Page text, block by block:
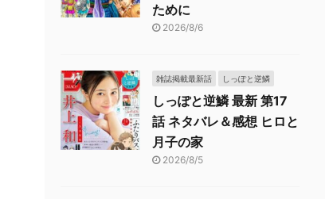
ために
2026/8/6
雑誌掲載最新話 しっぽと逆鱗
しっぽと逆鱗 最新 第17
話 ネタバレ＆感想 ヒロと
月子の家
2026/8/5